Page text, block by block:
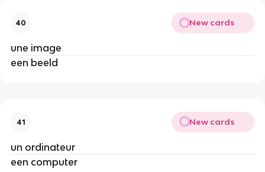
40 New cards
une image
een beeld
41 New cards
un ordinateur
een computer